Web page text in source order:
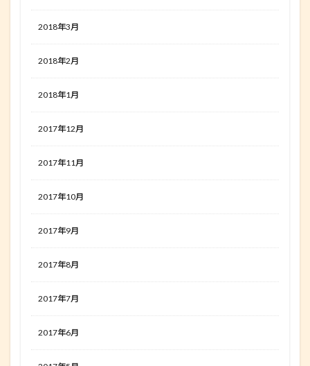
2018年3月
2018年2月
2018年1月
2017年12月
2017年11月
2017年10月
2017年9月
2017年8月
2017年7月
2017年6月